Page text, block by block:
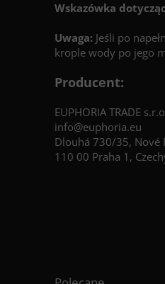
Wskazówka
Uwaga: Jeśli po
krople wody po jego
Producent:
EUPHORIA TRADE
info@euphoria.eu
Dlouhá 730/35, Nové
110 00 Praha 1,